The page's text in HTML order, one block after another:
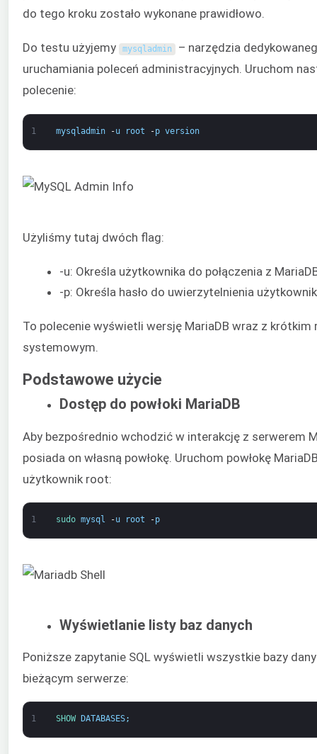
do tego kroku zostało wykonane prawidłowo.
Do testu użyjemy mysqladmin – narzędzia
uruchamiania poleceń administracyjnych. Uruchom
polecenie:
1 mysqladmin -u root -p version
Użyliśmy tutaj dwóch flag:
-u: Określa użytkownika do połączenia z
-p: Określa hasło do uwierzytelnienia
To polecenie wyświetli wersję MariaDB wraz z krótkim
systemowym.
Podstawowe użycie
Dostęp do powłoki MariaDB
Aby bezpośrednio wchodzić w interakcję z serwerem
posiada on własną powłokę. Uruchom powłokę
użytkownik root:
1 sudo mysql -u root -p
Wyświetlanie listy baz danych
Poniższe zapytanie SQL wyświetli wszystkie bazy
bieżącym serwerze:
1 SHOW DATABASES;